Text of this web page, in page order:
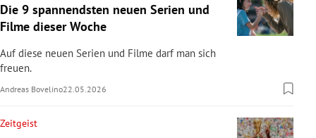
Die 9 spannendsten neuen Serien und
Filme dieser Woche
Auf diese neuen Serien und Filme darf man sich
freuen.
Andreas Bovelino22.05.2026
Zeitgeist